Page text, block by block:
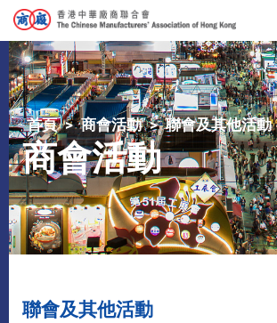
首頁 商會活動 聯會及其他活動
商會活動
聯會及其他活動